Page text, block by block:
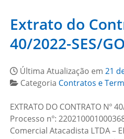
Extrato do
40/2022-SES/GO
Última Atualização em 21
Categoria Contratos e
EXTRATO DO CONTRATO Nº
Processo nº:
Comercial Atacadista LTDA –